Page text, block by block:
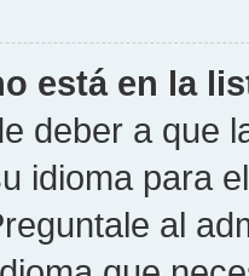
está en la
deber a que
idioma para
al